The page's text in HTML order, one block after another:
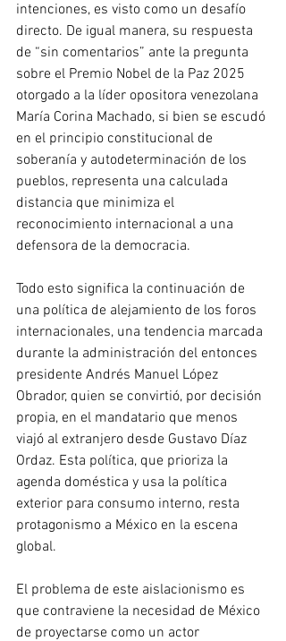
intenciones, es visto como un desafío
directo. De igual manera, su respuesta
de “sin comentarios” ante la pregunta
sobre el Premio Nobel de la Paz 2025
otorgado a la líder opositora venezolana
María Corina Machado, si bien se escudó
en el principio constitucional de
soberanía y autodeterminación de los
pueblos, representa una calculada
distancia que minimiza el
reconocimiento internacional a una
defensora de la democracia.
Todo esto significa la continuación de
una política de alejamiento de los foros
internacionales, una tendencia marcada
durante la administración del entonces
presidente Andrés Manuel López
Obrador, quien se convirtió, por decisión
propia, en el mandatario que menos
viajó al extranjero desde Gustavo Díaz
Ordaz. Esta política, que prioriza la
agenda doméstica y usa la política
exterior para consumo interno, resta
protagonismo a México en la escena
global.
El problema de este aislacionismo es
que contraviene la necesidad de México
de proyectarse como un actor